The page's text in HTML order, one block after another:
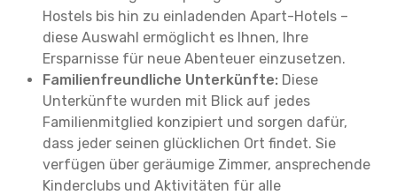
Hostels bis hin zu einladenden Apart-Hotels –
diese Auswahl ermöglicht es Ihnen, Ihre
Ersparnisse für neue Abenteuer einzusetzen.
Familienfreundliche Unterkünfte: Diese
Unterkünfte wurden mit Blick auf jedes
Familienmitglied konzipiert und sorgen dafür,
dass jeder seinen glücklichen Ort findet. Sie
verfügen über geräumige Zimmer, ansprechende
Kinderclubs und Aktivitäten für alle